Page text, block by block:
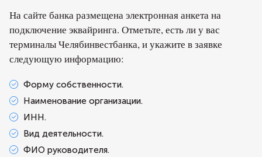
На сайте банка размещена электронная анкета на
подключение эквайринга. Отметьте, есть ли у вас
терминалы Челябинвестбанка, и укажите в заявке
следующую информацию:
Форму собственности.
Наименование организации.
ИНН.
Вид деятельности.
ФИО руководителя.